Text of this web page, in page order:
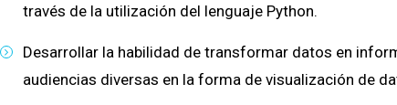
través de la utilización del lenguaje Python.
Desarrollar la habilidad de transformar datos en
audiencias diversas en la forma de visualización de